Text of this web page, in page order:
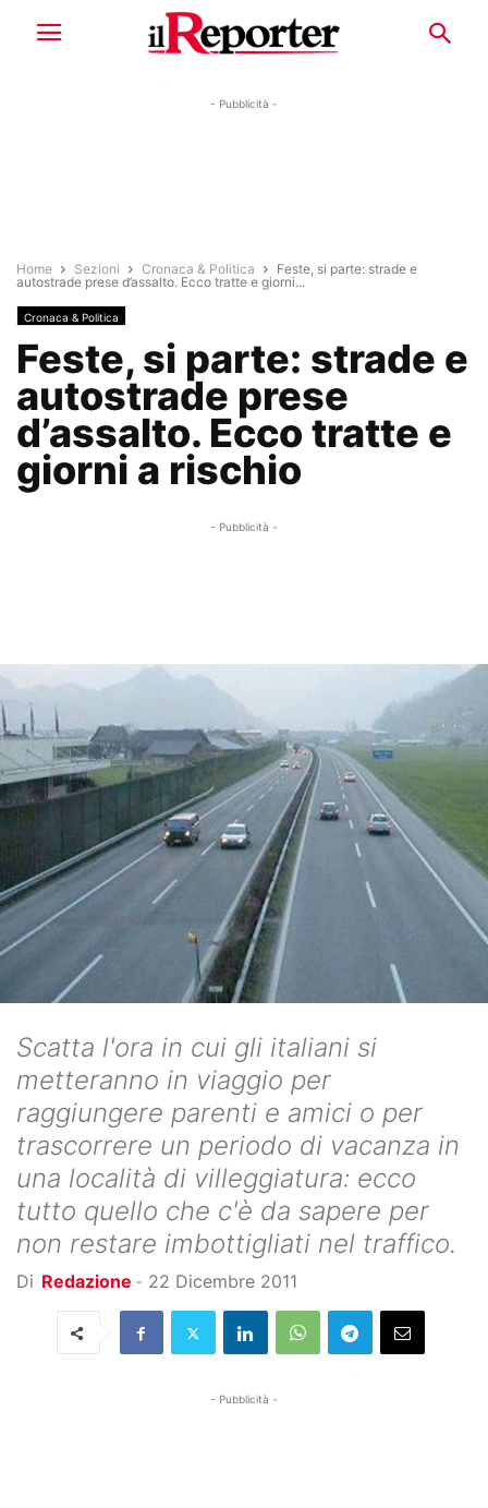
- Pubblicità -
Home Sezioni Cronaca & Politica
Feste, si parte: strade e
autostrade prese d’assalto. Ecco tratte e giorni...
Cronaca & Politica
Feste, si parte: strade e
autostrade prese
d’assalto. Ecco tratte e
giorni a rischio
- Pubblicità -
Scatta l'ora in cui gli italiani si
metteranno in viaggio per
raggiungere parenti e amici o per
trascorrere un periodo di vacanza in
una località di villeggiatura: ecco
tutto quello che c'è da sapere per
non restare imbottigliati nel traffico.
Di Redazione - 22 Dicembre 2011
- Pubblicità -